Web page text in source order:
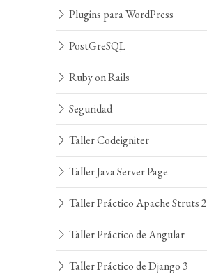
Plugins para WordPress
PostGreSQL
Ruby on Rails
Seguridad
Taller Codeigniter
Taller Java Server Page
Taller Práctico Apache Struts 2
Taller Práctico de Angular
Taller Práctico de Django 3